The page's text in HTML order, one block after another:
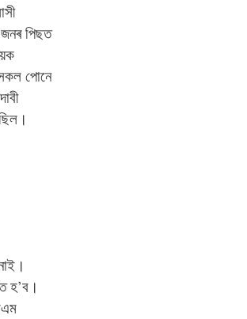
পিছত
পোনে
হ’ব।